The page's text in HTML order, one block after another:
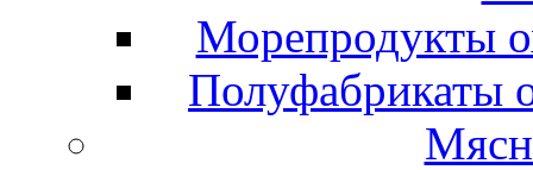
Морепродукты
Полуфабрикаты